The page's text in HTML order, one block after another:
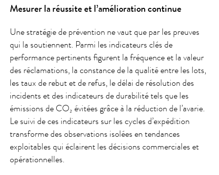
Mesurer la réussite et l’amélioration continue
Une stratégie de prévention ne vaut que par les preuves
qui la soutiennent. Parmi les indicateurs clés de
performance pertinents figurent la fréquence et la valeur
des réclamations, la constance de la qualité entre les lots,
les taux de rebut et de refus, le délai de résolution des
incidents et des indicateurs de durabilité tels que les
émissions de CO₂ évitées grâce à la réduction de l’avarie.
Le suivi de ces indicateurs sur les cycles d’expédition
transforme des observations isolées en tendances
exploitables qui éclairent les décisions commerciales et
opérationnelles.